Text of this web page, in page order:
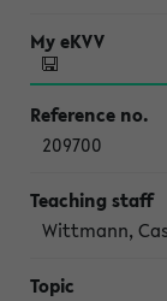
209700
Wittmann,